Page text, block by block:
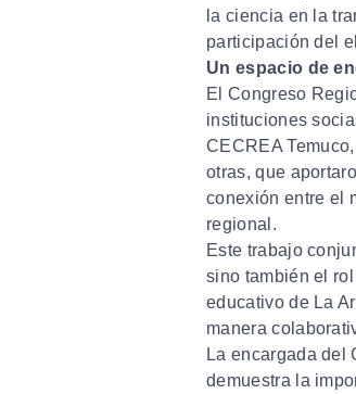
la ciencia en la
participación del
Un espacio de
El Congreso
instituciones
CECREA
otras, que
conexión entre el
regional.
Este trabajo
sino también el
educativo de La
manera
La encargada del
demuestra la